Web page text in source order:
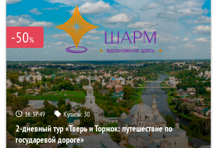
-50%
16:37:48 Купили:30
2-дневный тур «Тверь и Торжок: путешествие по
государевой дороге»